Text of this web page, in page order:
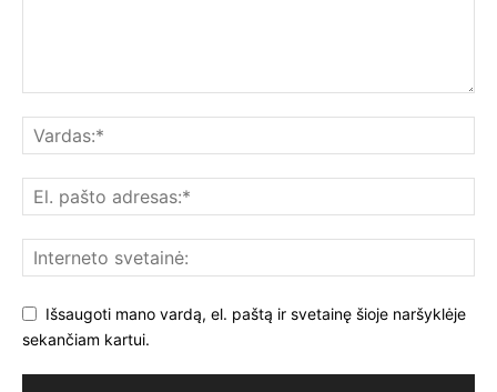
Išsaugoti mano vardą, el. paštą ir svetainę šioje naršyklėje
sekančiam kartui.